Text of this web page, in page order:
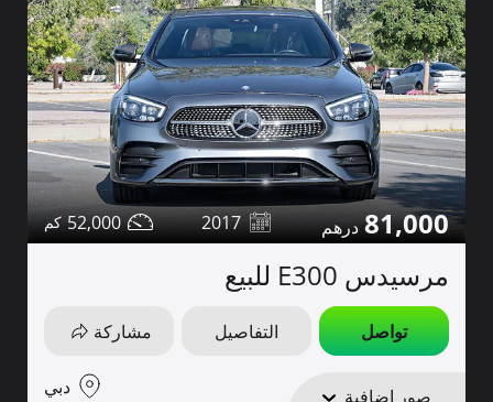
81,000
2017
52,000
مرسيدس E300 للبيع
تواصل التفاصيل مشاركة
صور إضافية دبي